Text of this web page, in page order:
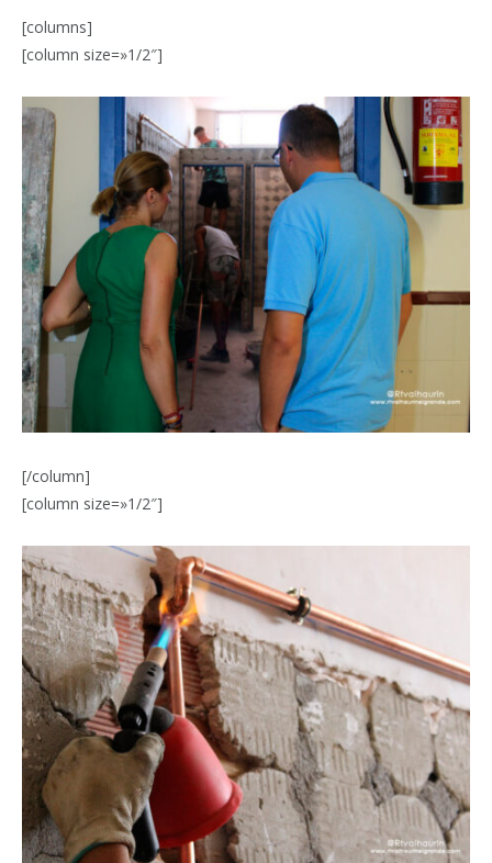
[columns]
[column size=»1/2″]
[/column]
[column size=»1/2″]